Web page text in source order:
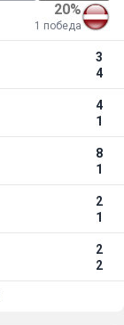
20%
1 победа
3
4
4
1
8
1
2
1
2
2